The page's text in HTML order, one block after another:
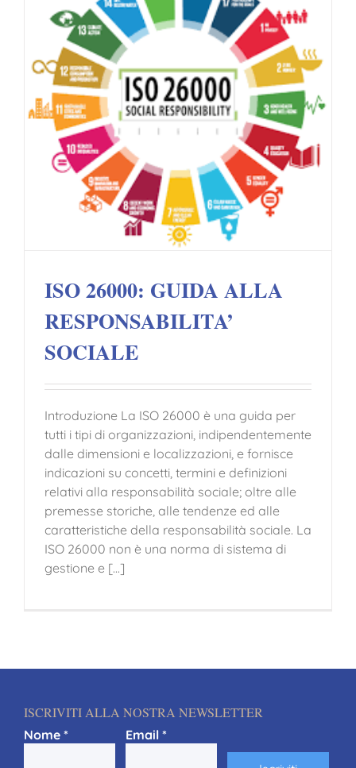
ISO 26000: GUIDA ALLA
RESPONSABILITA’ SOCIALE
ISO 26000: GUIDA ALLA
RESPONSABILITA’
SOCIALE
Introduzione La ISO 26000 è una guida per
tutti i tipi di organizzazioni, indipendentemente
dalle dimensioni e localizzazioni, e fornisce
indicazioni su concetti, termini e definizioni
relativi alla responsabilità sociale; oltre alle
premesse storiche, alle tendenze ed alle
caratteristiche della responsabilità sociale. La
ISO 26000 non è una norma di sistema di
gestione e [...]
ISCRIVITI ALLA NOSTRA NEWSLETTER
Nome * Email*